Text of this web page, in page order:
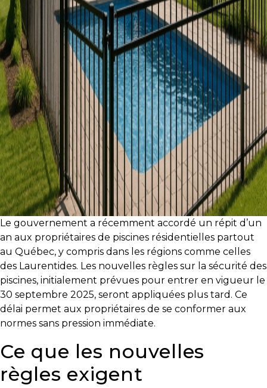
protégé!
Des
outils
pour
le
financement
Devenir
propriétaire
:
UNE
EXCELLENTE
DÉCISION
!
Frais
de
démarrage
:
y
avez-
vous
pensé?
Locataire
Pourquoi
faire
Le gouvernement a récemment accordé un répit d’un
an aux propriétaires de piscines résidentielles partout
au Québec, y compris dans les régions comme celles
des Laurentides. Les nouvelles règles sur la sécurité des
piscines, initialement prévues pour entrer en vigueur le
30 septembre 2025, seront appliquées plus tard. Ce
délai permet aux propriétaires de se conformer aux
normes sans pression immédiate.
Ce que les nouvelles
règles exigent